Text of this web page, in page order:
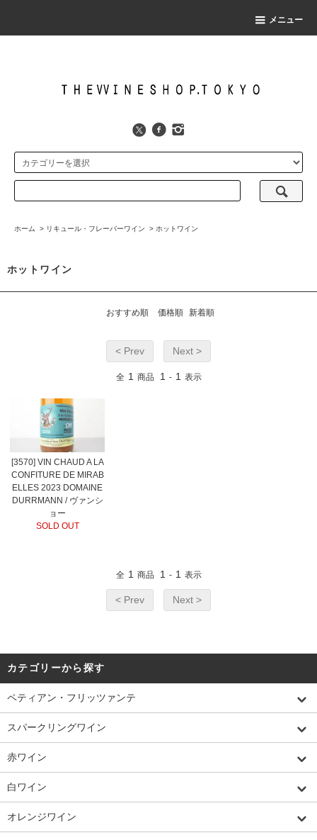
メニュー
ホーム > リキュール・フレーバーワイン > ホットワイン
ホットワイン
おすすめ順 価格順 新着順
< Prev Next >
全 1 商品 1 - 1 表示
[3570] VIN CHAUD A LA
CONFITURE DE MIRAB
ELLES 2023 DOMAINE
DURRMANN / ヴァンシ
ョー
SOLD OUT
全 1 商品 1 - 1 表示
< Prev Next >
カテゴリーから探す
ペティアン・フリッツァンテ
スパークリングワイン
赤ワイン
白ワイン
オレンジワイン